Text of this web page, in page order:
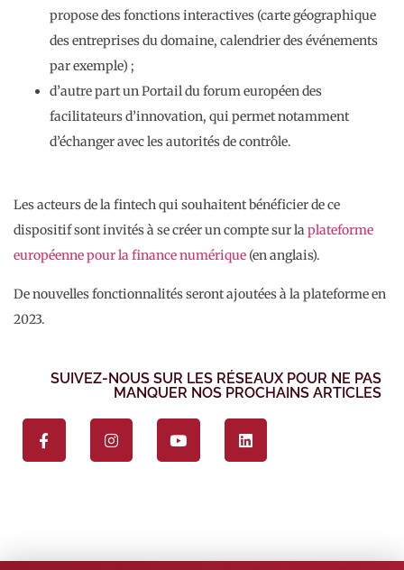
propose des fonctions interactives (carte géographique
des entreprises du domaine, calendrier des événements
par exemple) ;
d’autre part un Portail du forum européen des
facilitateurs d’innovation, qui permet notamment
d’échanger avec les autorités de contrôle.
Les acteurs de la fintech qui souhaitent bénéficier de ce
dispositif sont invités à se créer un compte sur la plateforme
européenne pour la finance numérique (en anglais).
De nouvelles fonctionnalités seront ajoutées à la plateforme en
2023.
SUIVEZ-NOUS SUR LES RÉSEAUX POUR NE PAS
MANQUER NOS PROCHAINS ARTICLES